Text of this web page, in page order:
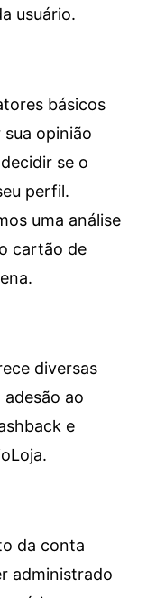
usuário.
básicos
opinião
se o
perfil.
uma análise
cartão de
diversas
ao
e
da conta
administrado